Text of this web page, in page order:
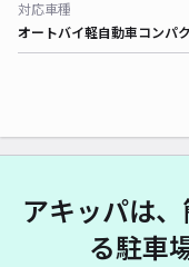
対応車種
オートバイ軽自動車コンパ
アキッパは
る駐車